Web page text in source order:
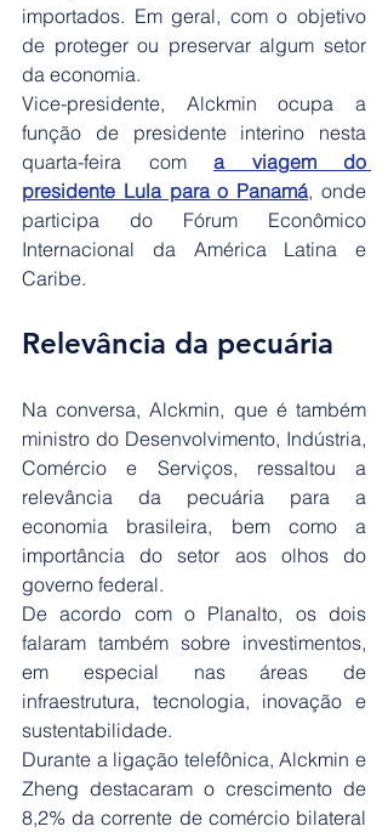
importados. Em geral, com o objetivo
de proteger ou preservar algum setor
da economia.
Vice-presidente, Alckmin ocupa a
função de presidente interino nesta
quarta-feira com a viagem do
presidente Lula para o Panamá, onde
participa do Fórum Econômico
Internacional da América Latina e
Caribe.
Relevância da pecuária
Na conversa, Alckmin, que é também
ministro do Desenvolvimento, Indústria,
Comércio e Serviços, ressaltou a
relevância da pecuária para a
economia brasileira, bem como a
importância do setor aos olhos do
governo federal.
De acordo com o Planalto, os dois
falaram também sobre investimentos,
em especial nas áreas de
infraestrutura, tecnologia, inovação e
sustentabilidade.
Durante a ligação telefônica, Alckmin e
Zheng destacaram o crescimento de
8,2% da corrente de comércio bilateral